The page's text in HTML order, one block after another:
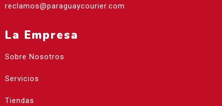
reclamos@paraguaycourier.com
La Empresa
Sobre Nosotros
Servicios
Tiendas